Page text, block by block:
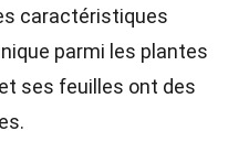
caractéristiques
parmi les plantes
ses feuilles ont des